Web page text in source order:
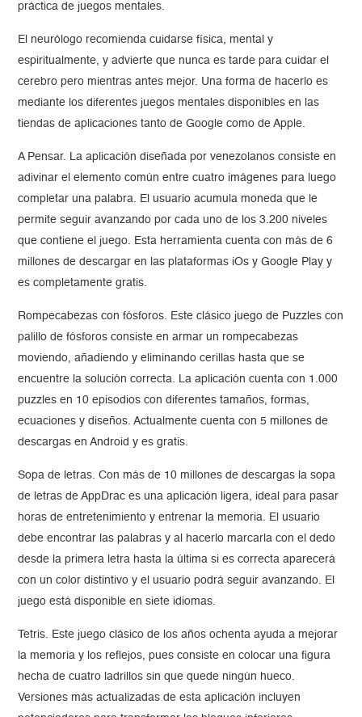
práctica de juegos mentales.
El neurólogo recomienda cuidarse física, mental y
espiritualmente, y advierte que nunca es tarde para cuidar el
cerebro pero mientras antes mejor. Una forma de hacerlo es
mediante los diferentes juegos mentales disponibles en las
tiendas de aplicaciones tanto de Google como de Apple.
A Pensar. La aplicación diseñada por venezolanos consiste en
adivinar el elemento común entre cuatro imágenes para luego
completar una palabra. El usuario acumula moneda que le
permite seguir avanzando por cada uno de los 3.200 niveles
que contiene el juego. Esta herramienta cuenta con más de 6
millones de descargar en las plataformas iOs y Google Play y
es completamente gratis.
Rompecabezas con fósforos. Este clásico juego de Puzzles con
palillo de fósforos consiste en armar un rompecabezas
moviendo, añadiendo y eliminando cerillas hasta que se
encuentre la solución correcta. La aplicación cuenta con 1.000
puzzles en 10 episodios con diferentes tamaños, formas,
ecuaciones y diseños. Actualmente cuenta con 5 millones de
descargas en Android y es gratis.
Sopa de letras. Con más de 10 millones de descargas la sopa
de letras de AppDrac es una aplicación ligera, ideal para pasar
horas de entretenimiento y entrenar la memoria. El usuario
debe encontrar las palabras y al hacerlo marcarla con el dedo
desde la primera letra hasta la última si es correcta aparecerá
con un color distintivo y el usuario podrá seguir avanzando. El
juego está disponible en siete idiomas.
Tetris. Este juego clásico de los años ochenta ayuda a mejorar
la memoria y los reflejos, pues consiste en colocar una figura
hecha de cuatro ladrillos sin que quede ningún hueco.
Versiones más actualizadas de esta aplicación incluyen